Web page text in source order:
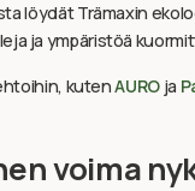
löydät Trämaxin
ja ympäristöä
kutenAUROja
voima